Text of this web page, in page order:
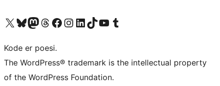
Besøg vores X (tidligere Twitter) konto
Besøg vores Bluesky-konto
Besøg vores Mastodon konto
Besøg vores Threads-konto
Besøg vores Facebook sideBesøg vores Instagram konto
Besøg vores LinkedIn konto
Besøg vores TikTok-konto
Besøg vores YouTube-kanalBesøg vores Tumblr-konto
Kode er poesi.
The WordPress® trademark is the intellectual property
of the WordPress Foundation.